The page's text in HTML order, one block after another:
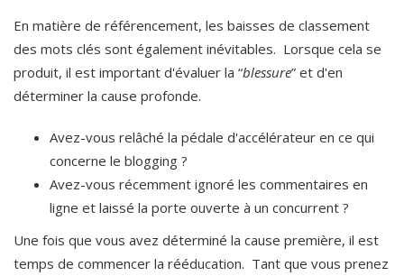
En matière de référencement, les baisses de classement
des mots clés sont également inévitables. Lorsque cela se
produit, il est important d'évaluer la “blessure” et d'en
déterminer la cause profonde.
Avez-vous relâché la pédale d'accélérateur en ce qui
concerne le blogging ?
Avez-vous récemment ignoré les commentaires en
ligne et laissé la porte ouverte à un concurrent ?
Une fois que vous avez déterminé la cause première, il est
temps de commencer la rééducation. Tant que vous prenez